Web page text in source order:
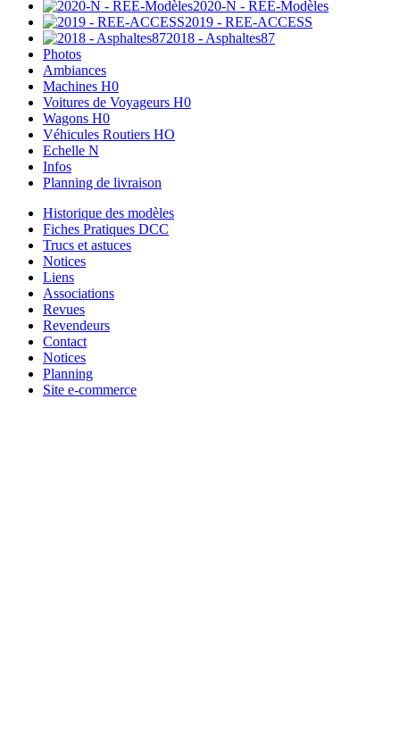
2020-N - REE-Modèles
2019 - REE-ACCESS
2018 - Asphaltes87
Photos
Ambiances
Machines H0
Voitures de Voyageurs H0
Wagons H0
Véhicules Routiers HO
Echelle N
Infos
Planning de livraison
Historique des modèles
Fiches Pratiques DCC
Trucs et astuces
Notices
Liens
Associations
Revues
Revendeurs
Contact
Notices
Planning
Site e-commerce